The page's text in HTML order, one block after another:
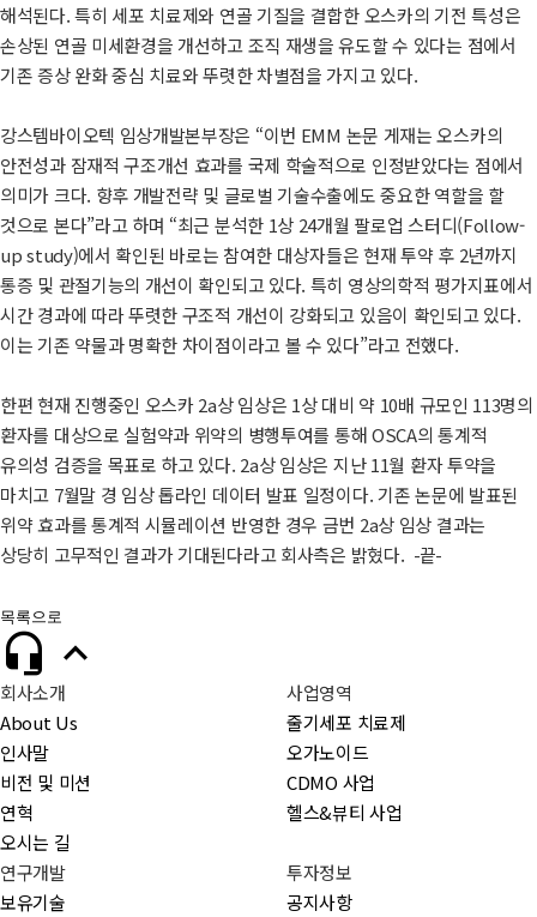
해석된다. 특히 세포 치료제와 연골 기질을 결합한 오스카의 기전 특성은
손상된 연골 미세환경을 개선하고 조직 재생을 유도할 수 있다는 점에서
기존 증상 완화 중심 치료와 뚜렷한 차별점을 가지고 있다.
강스템바이오텍 임상개발본부장은 “이번 EMM 논문 게재는 오스카의
안전성과 잠재적 구조개선 효과를 국제 학술적으로 인정받았다는 점에서
의미가 크다. 향후 개발전략 및 글로벌 기술수출에도 중요한 역할을 할
것으로 본다”라고 하며 “최근 분석한 1상 24개월 팔로업 스터디(Follow-
up study)에서 확인된 바로는 참여한 대상자들은 현재 투약 후 2년까지
통증 및 관절기능의 개선이 확인되고 있다. 특히 영상의학적 평가지표에서
시간 경과에 따라 뚜렷한 구조적 개선이 강화되고 있음이 확인되고 있다.
이는 기존 약물과 명확한 차이점이라고 볼 수 있다”라고 전했다.
한편 현재 진행중인 오스카 2a상 임상은 1상 대비 약 10배 규모인 113명의
환자를 대상으로 실험약과 위약의 병행투여를 통해 OSCA의 통계적
유의성 검증을 목표로 하고 있다. 2a상 임상은 지난 11월 환자 투약을
마치고 7월말 경 임상 톱라인 데이터 발표 일정이다. 기존 논문에 발표된
위약 효과를 통계적 시뮬레이션 반영한 경우 금번 2a상 임상 결과는
상당히 고무적인 결과가 기대된다라고 회사측은 밝혔다. -끝-
목록으로
 
회사소개
About Us
인사말
비전 및 미션
연혁
오시는 길
사업영역
줄기세포 치료제
오가노이드
CDMO 사업
헬스&뷰티 사업
연구개발
보유기술
투자정보
공지사항